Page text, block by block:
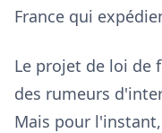
France qui
Le projet de loi de
des rumeurs
Mais pour